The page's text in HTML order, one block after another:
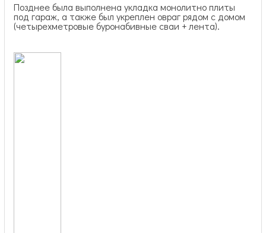
Позднее была выполнена укладка монолитно плиты
под гараж, а также был укреплен овраг рядом с домом
(четырехметровые буронабивные сваи + лента).